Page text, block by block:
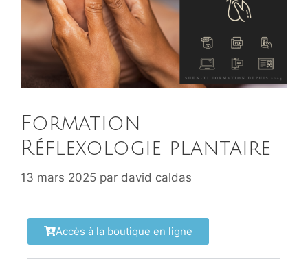
Formation
Réflexologie plantaire
13 mars 2025 par david caldas
Accès à la boutique en ligne